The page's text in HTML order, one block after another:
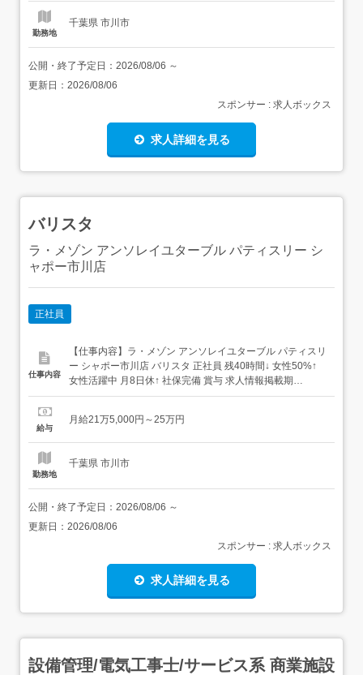
勤務地
千葉県 市川市
公開・終了予定日： 2026/08/06 ～
更新日： 2026/08/06
スポンサー : 求人ボックス
求人詳細を見る
バリスタ
ラ・メゾン アンソレイユターブル パティスリー シ
ャポー市川店
正社員
仕事内容
【仕事内容】ラ・メゾン アンソレイユターブル パティスリ
ー シャポー市川店 バリスタ 正社員 残40時間↓ 女性50%↑
女性活躍中 月8日休↑ 社保完備 賞与 求人情報掲載期
間:2026/08/06～2026/09/03 求人情報 店舗の特徴 カフェ・
B1F 交 通 JR中央・総武線「...
給与
月給21万5,000円～25万円
勤務地
千葉県 市川市
公開・終了予定日： 2026/08/06 ～
更新日： 2026/08/06
スポンサー : 求人ボックス
求人詳細を見る
設備管理/電気工事士/サービス系 商業施設